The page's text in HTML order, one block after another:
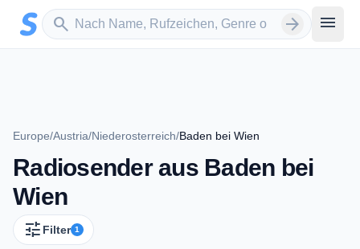
Zum Hauptinhalt springen
search
Sender suchen arrow_forward menu
Europe/Austria/Niederosterreich/Baden bei Wien
Radiosender aus Baden bei
Wien
tune Filter 1